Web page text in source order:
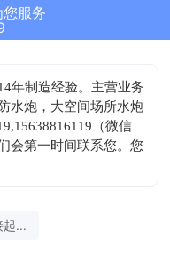
服务
年制造经验。主营业务
水炮，大空间场所水炮
（微信
会第一时间联系您。您
起...